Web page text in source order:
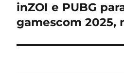
post:
inZOI e PUBG
gamescom 2025,